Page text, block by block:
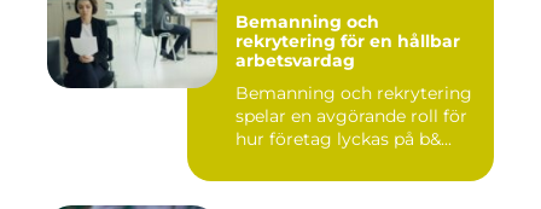
Bemanning och
rekrytering för en hållbar
arbetsvardag
Bemanning och rekrytering
spelar en avgörande roll för
hur företag lyckas på b&...